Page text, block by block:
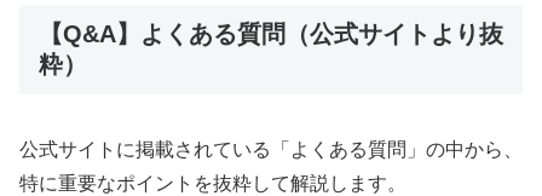
【Q&A】よくある質問（公式サイトより抜
粋）
公式サイトに掲載されている「よくある質問」の中から、
特に重要なポイントを抜粋して解説します。